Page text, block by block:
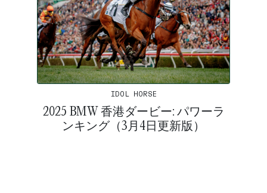
IDOL HORSE
2025 BMW 香港ダービー: パワーラ
ンキング（3月4日更新版）